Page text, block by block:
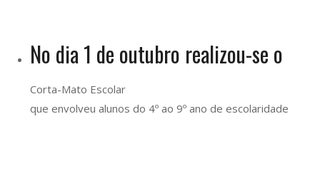
No dia 1 de outubro realizou-se o
Corta-Mato Escolar
que envolveu alunos do 4º ao 9º ano de escolaridade